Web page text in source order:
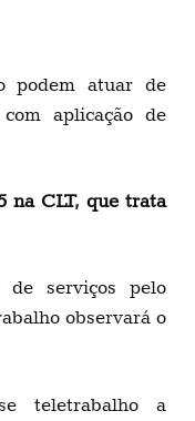
podem atuar de
aplicação de
na CLT, que trata
serviços pelo
observará o
teletrabalho a